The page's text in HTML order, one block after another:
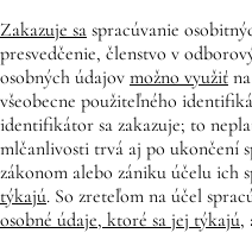
Zakazuje sa spracúvanie
presvedčenie, členstvo v
osobných údajov možno využiť
všeobecne použiteľného
identifikátor sa zakazuje; to
mlčanlivosti trvá aj po ukončení
zákonom alebo zániku účelu ich
týkajú. So zreteľom na účel
osobné údaje, ktoré sa jej týkajú,